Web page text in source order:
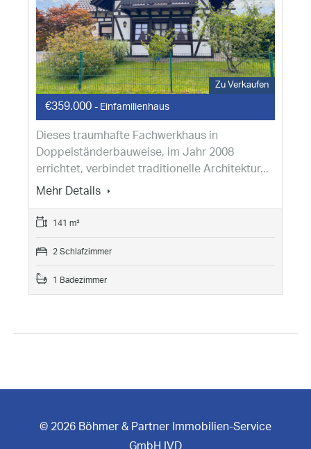
Zu Verkaufen
€359.000 - Einfamilienhaus
Dieses traumhafte Fachwerkhaus in
Doppelständerbauweise, im Jahr 2008
errichtet, verbindet traditionelle Architektur...
Mehr Details
141 m²
2 Schlafzimmer
1 Badezimmer
© 2026 Böhmer & Partner Immobilien-Service
GmbH IVD